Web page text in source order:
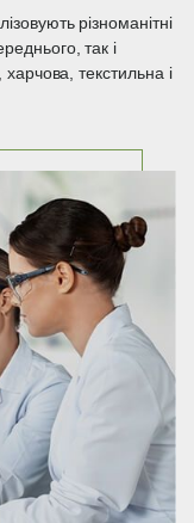
різноманітні
так і
харчова, текстильна і